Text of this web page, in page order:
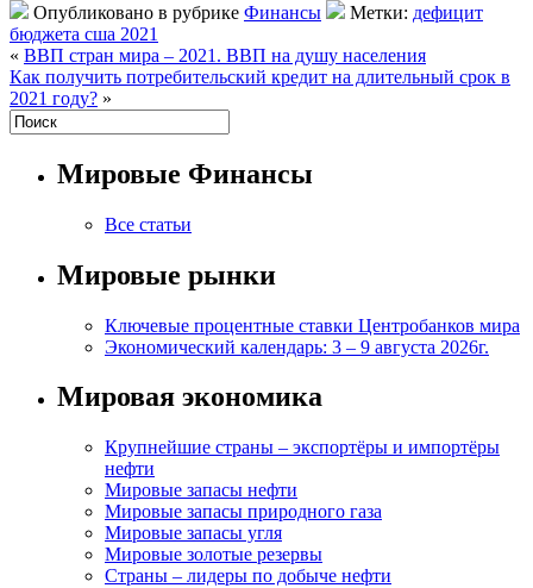
Опубликовано в рубрике Финансы Метки: дефицит
бюджета сша 2021
« ВВП стран мира – 2021. ВВП на душу населения
Как получить потребительский кредит на длительный срок в
2021 году? »
Мировые Финансы
Все статьи
Мировые рынки
Ключевые процентные ставки Центробанков мира
Экономический календарь: 3 – 9 августа 2026г.
Мировая экономика
Крупнейшие страны – экспортёры и импортёры
нефти
Мировые запасы нефти
Мировые запасы природного газа
Мировые запасы угля
Мировые золотые резервы
Страны – лидеры по добыче нефти